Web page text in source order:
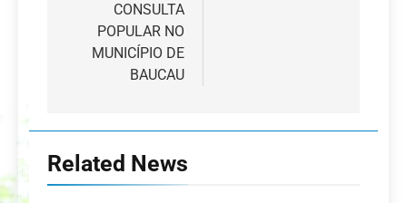
CONSULTA
POPULAR NO
MUNICÍPIO DE
BAUCAU
Related News